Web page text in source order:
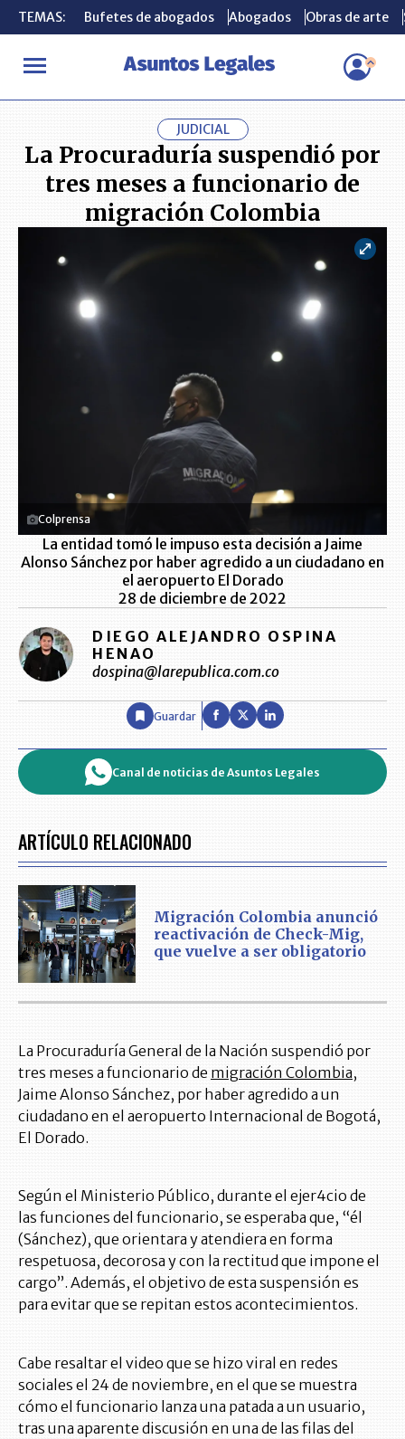
TEMAS: Bufetes de abogados Abogados Obras de arte
INICIO ACTUALIDAD La Procuraduría suspendió por tres
TEMAS: Bufetes de abogados Abogados Obras de arte
JUDICIAL
La Procuraduría suspendió por
tres meses a funcionario de
migración Colombia
Colprensa
La entidad tomó le impuso esta decisión a Jaime
Alonso Sánchez por haber agredido a un ciudadano en
el aeropuerto El Dorado
28 de diciembre de 2022
DIEGO ALEJANDRO OSPINA
HENAO
dospina@larepublica.com.co
Guardar
Canal de noticias de Asuntos Legales
ARTÍCULO RELACIONADO
Migración Colombia anunció
reactivación de Check-Mig,
que vuelve a ser obligatorio
La Procuraduría General de la Nación suspendió por
tres meses a funcionario de migración Colombia,
Jaime Alonso Sánchez, por haber agredido a un
ciudadano en el aeropuerto Internacional de Bogotá,
El Dorado.
Según el Ministerio Público, durante el ejer4cio de
las funciones del funcionario, se esperaba que, “él
(Sánchez), que orientara y atendiera en forma
respetuosa, decorosa y con la rectitud que impone el
cargo”. Además, el objetivo de esta suspensión es
para evitar que se repitan estos acontecimientos.
Cabe resaltar el video que se hizo viral en redes
sociales el 24 de noviembre, en el que se muestra
cómo el funcionario lanza una patada a un usuario,
tras una aparente discusión en una de las filas del